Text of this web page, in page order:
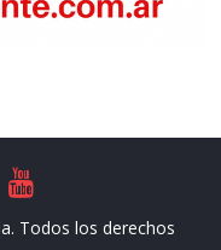
Todos los derechos